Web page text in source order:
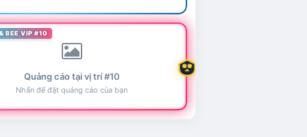
BEE VIP #10
Quảng cáo tại vị trí #10
Nhấn để đặt quảng cáo của bạn